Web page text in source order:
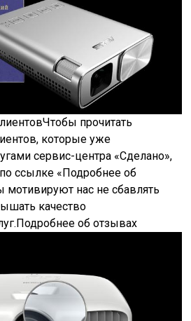
прочитать
которые уже
сервис-центра «Сделано»,
ссылке «Подробнее об
мотивируют нас не сбавлять
качество
об отзывах